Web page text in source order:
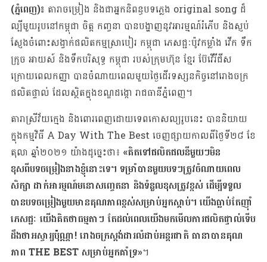
(ភ្នំពេញ)៖ តារាចម្រៀង និងជាអ្នកនិពន្ធបទភ្លេង original song ដ៏
ល្បីមួយរូបនៅកម្ពុជា ចិត្ត កញ្ចនា បានបង្ហាញនូវអារម្មណ៍រំភើប និងស្ញប់
ស្ញែងចំពោះសង្វាក់ផលិតកម្មស្រាបៀរ កម្ពុជា ភេសជ្ជៈប៉ូវកម្លាំង វើក ទឹក
ក្រូច អាយស៍ និងទឹកបរិសុទ្ធ កម្ពុជា របស់ក្រុមហ៊ុន ខ្មែរ ប៊ែវើរីជីស
ក្រោយពេលកញ្ញា បានចំណាយពេលមួយថ្ងៃដើរទស្សនកិច្ចនៅរោងចក្រ
ផលិតផ្ទាល់ ដែលស្ថិតក្នុងខណ្ឌដង្កោ រាជធានីភ្នំពេញ។
តារាស្រីវ័យក្មេង និងពោរពេញដោយទេពកោសល្យរូបនេះ បាននិយាយ
ក្នុងកម្មវិធី A Day With The Best ចេញផ្សាយកាលពីថ្ងៃទី២៨ ខែ
តុលា ឆ្នាំ២០២១ យ៉ាងដូច្នេះថា៖ «គិតទៅផលិតផលនីមួយៗមិន
ខុសពីបទចម្រៀងនាងខ្ញុំនោះទេ។ ទម្រាំបានមួយបទៗត្រូវចំណាយពេល
សិក្សា ដាក់អារម្មណ៍មនោសញ្ចេតនា និងទំនួលខុសត្រូវខ្ពស់ ដើម្បីទទួល
បានបទចម្រៀងមួយមានគុណភាពខ្ពស់សម្រាប់អ្នកស្តាប់។ យើងធ្លាប់តែញ៉ាំ
ភេសជ្ជៈ យើងគិតថាធម្មតាៗ តែដល់ពេលយើងមកមើលការផលិតផ្ទាល់ទើប
ដឹងថាអស្ចារ្យប៉ុណ្ណា! រោងចក្រស្ដង់ដារលំដាប់អន្តរជាតិ ធានាបានគុណ
ភាព THE BEST សម្រាប់អ្នកគាំទ្រ»។